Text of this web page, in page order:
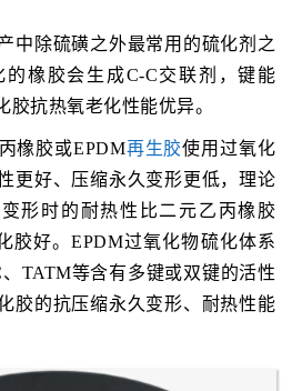
中除硫磺之外最常用的硫化剂之
橡胶会生成C-C交联剂，键能
胶抗热氧老化性能优异。
橡胶或EPDM再生胶使用过氧化
更好、压缩永久变形更低，理论
变形时的耐热性比二元乙丙橡胶
胶好。EPDM过氧化物硫化体系
TATM等含有多键或双键的活性
胶的抗压缩永久变形、耐热性能